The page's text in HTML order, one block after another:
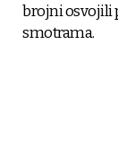
brojni osvojili
smotrama.